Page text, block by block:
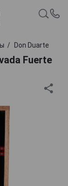
Don Duarte
Fuerte